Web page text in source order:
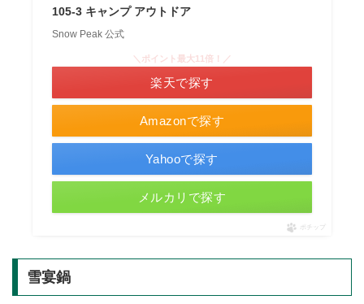
105-3 キャンプ アウトドア
Snow Peak 公式
Amazonで探す
＼ポイント最大11倍！／
楽天で探す
Yahooで探す
メルカリで探す
ポチップ
雪宴鍋